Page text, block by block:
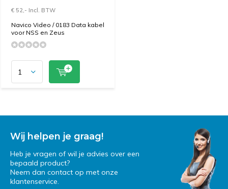
€ 52,- Incl. BTW
Navico Video / 0183 Data kabel
voor NSS en Zeus
Wij helpen je graag!
Heb je vragen of wil je advies over een
bepaald product?
Neem dan contact op met onze
klantenservice.